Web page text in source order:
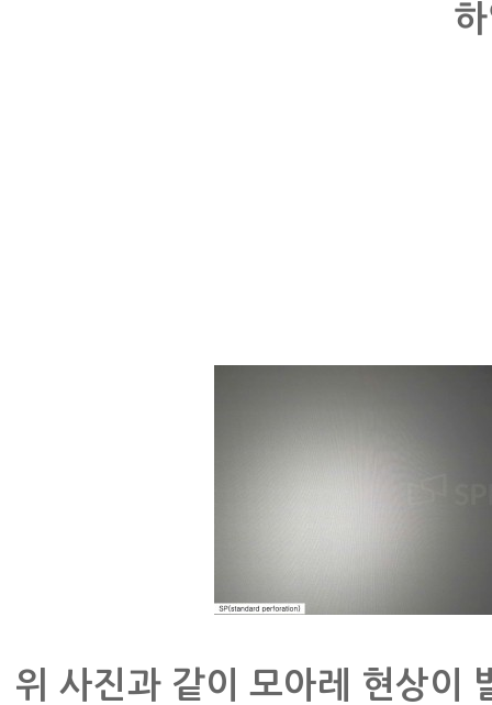
위 사진과 같이 모아레 현상이